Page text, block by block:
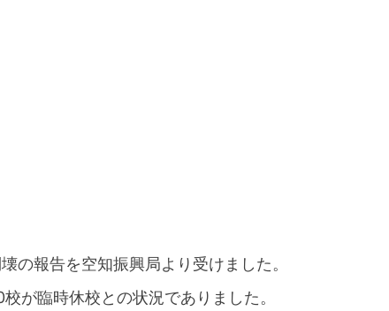
の報告を空知振興局より受けました。
が臨時休校との状況でありました。